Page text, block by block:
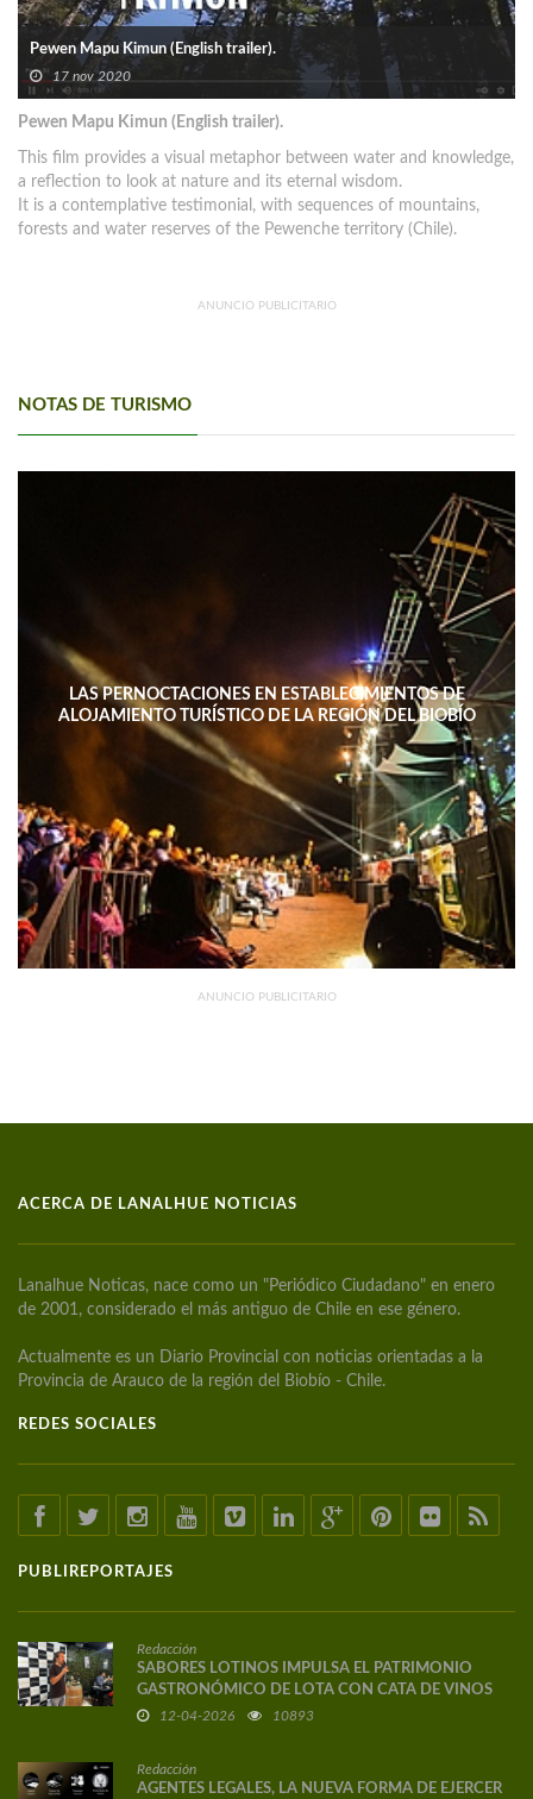
Pewen Mapu Kimun (English trailer).
17 nov 2020
Pewen Mapu Kimun (English trailer).
This film provides a visual metaphor between water and knowledge,
a reflection to look at nature and its eternal wisdom.
It is a contemplative testimonial, with sequences of mountains,
forests and water reserves of the Pewenche territory (Chile).
ANUNCIO PUBLICITARIO
NOTAS DE TURISMO
LAS PERNOCTACIONES EN ESTABLECIMIENTOS DE
ALOJAMIENTO TURÍSTICO DE LA REGIÓN DEL BIOBÍO
DISMINUYERON 15,4% INTERANUAL
ANUNCIO PUBLICITARIO
ACERCA DE LANALHUE NOTICIAS
Lanalhue Noticas, nace como un "Periódico Ciudadano" en enero
de 2001, considerado el más antiguo de Chile en ese género.
Actualmente es un Diario Provincial con noticias orientadas a la
Provincia de Arauco de la región del Biobío - Chile.
REDES SOCIALES
PUBLIREPORTAJES
Redacción
SABORES LOTINOS IMPULSA EL PATRIMONIO
GASTRONÓMICO DE LOTA CON CATA DE VINOS
DE AUTOR
12-04-2026 10893
Redacción
AGENTES LEGALES, LA NUEVA FORMA DE EJERCER